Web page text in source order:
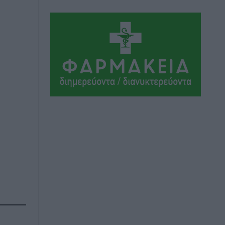
σύγχρονες μεθόδους»
πριν 3 ώρες
Νίκος Κοντίτσης
Αθλητικά• πριν 3 ώρες